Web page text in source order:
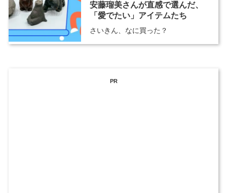
安藤瑠美さんが直感で選んだ、
「愛でたい」アイテムたち
さいきん、なに買った？
PR